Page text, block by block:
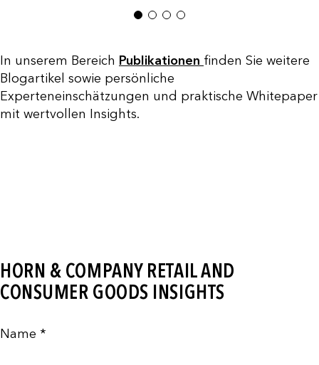
1 2 3 4
In unserem Bereich Publikationen finden Sie weitere
Blogartikel sowie persönliche
Experteneinschätzungen und praktische Whitepaper
mit wertvollen Insights.
HORN & COMPANY RETAIL AND
CONSUMER GOODS INSIGHTS
Name *